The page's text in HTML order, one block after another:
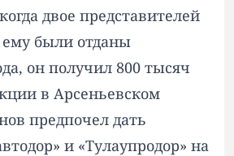
двое представителей
ему были отданы
он получил 800 тысяч
в Арсеньевском
предпочел дать
и «Тулаупродор» на